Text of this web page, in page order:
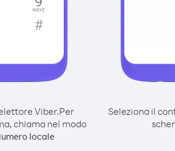
Viber.Per
chiama nel modo
locale
Seleziona il